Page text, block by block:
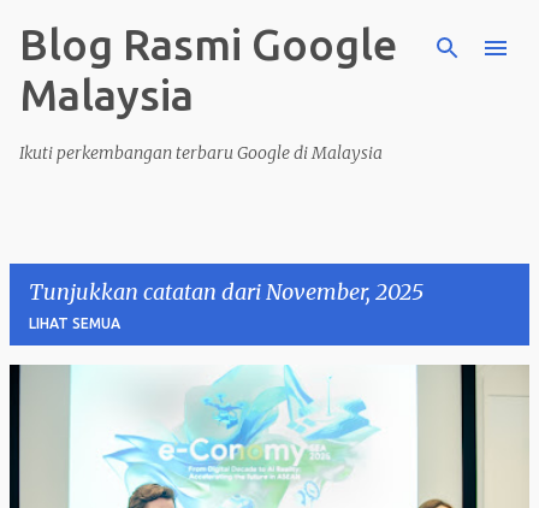
Langkau ke kandungan utama
Blog Rasmi Google
Malaysia
Ikuti perkembangan terbaru Google di Malaysia
Tunjukkan catatan dari November, 2025
LIHAT SEMUA
C